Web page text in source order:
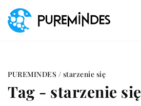
PUREMINDES / starzenie się
Tag - starzenie się